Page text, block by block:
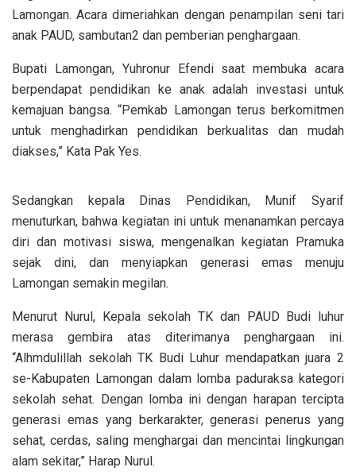
Lamongan. Acara dimeriahkan dengan penampilan seni tari
anak PAUD, sambutan2 dan pemberian penghargaan.
Bupati Lamongan, Yuhronur Efendi saat membuka acara
berpendapat pendidikan ke anak adalah investasi untuk
kemajuan bangsa. “Pemkab Lamongan terus berkomitmen
untuk menghadirkan pendidikan berkualitas dan mudah
diakses,” Kata Pak Yes.
Sedangkan kepala Dinas Pendidikan, Munif Syarif
menuturkan, bahwa kegiatan ini untuk menanamkan percaya
diri dan motivasi siswa, mengenalkan kegiatan Pramuka
sejak dini, dan menyiapkan generasi emas menuju
Lamongan semakin megilan.
Menurut Nurul, Kepala sekolah TK dan PAUD Budi luhur
merasa gembira atas diterimanya penghargaan ini.
“Alhmdulillah sekolah TK Budi Luhur mendapatkan juara 2
se-Kabupaten Lamongan dalam lomba paduraksa kategori
sekolah sehat. Dengan lomba ini dengan harapan tercipta
generasi emas yang berkarakter, generasi penerus yang
sehat, cerdas, saling menghargai dan mencintai lingkungan
alam sekitar,” Harap Nurul.